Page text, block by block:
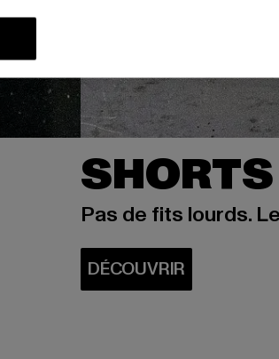
SHORTS
Pas de fits lourds.